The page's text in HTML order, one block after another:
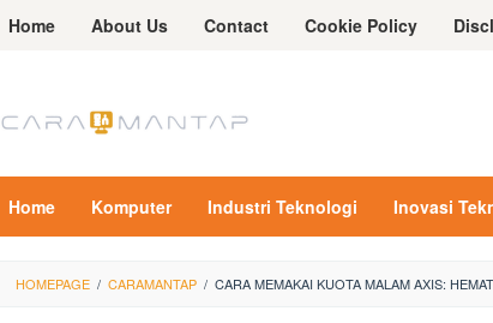
Home About Us Contact Cookie Policy
Home Komputer Industri Teknologi Inovasi
HOMEPAGE / CARAMANTAP / CARA MEMAKAI KUOTA MALAM AXIS: